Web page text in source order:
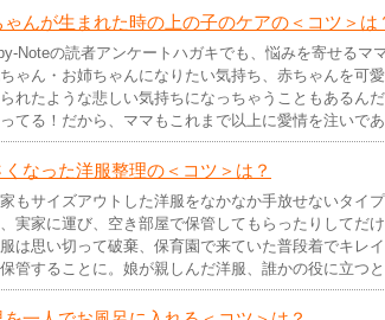
ゃんが生まれた時の上の子のケアの＜コツ＞は
Noteの読者アンケートハガキでも、悩みを寄せるマ
ゃん・お姉ちゃんになりたい気持ち、赤ちゃんを可
れたような悲しい気持ちになっちゃうこともあるん
てる！だから、ママもこれまで以上に愛情を注いで
くなった洋服整理の＜コツ＞は？
もサイズアウトした洋服をなかなか手放せないタイ
実家に運び、空き部屋で保管してもらったりしてだ
は思い切って破棄、保育園で来ていた普段着でキレ
管することに。娘が親しんだ洋服、誰かの役に立つと